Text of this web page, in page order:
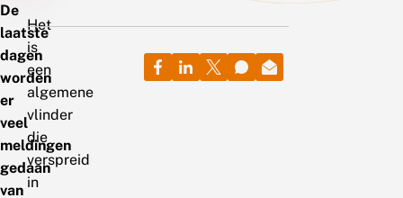
De
laatste
dagen
worden
er
veel
meldingen
gedaan
van
Het
is
een
algemene
vlinder
die
verspreid
in